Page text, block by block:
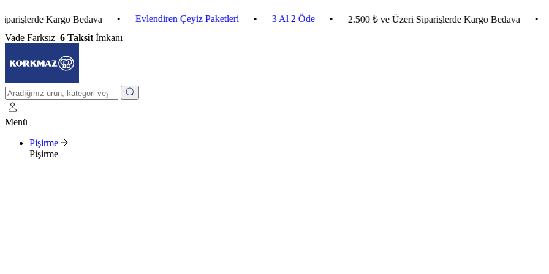
Kargo Bedava • Evlendiren Çeyiz Paketleri • 3 Al 2 Öde • 2.500 ₺ ve Üzeri Siparişlerde Kargo Bedava •
Vade Farksız 6 Taksit İmkanı
Menü
Pişirme
Pişirme